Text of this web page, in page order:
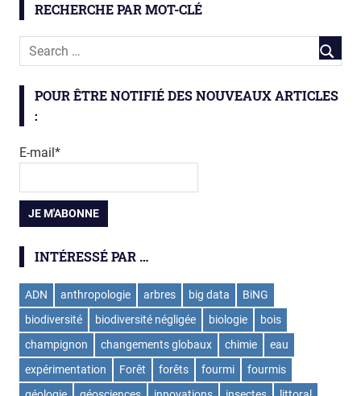
FemmesEnScience
ValorExtract
RECHERCHE PAR MOT-CLÉ
POUR ÊTRE NOTIFIÉ DES NOUVEAUX ARTICLES
:
E-mail*
INTÉRESSÉ PAR …
ADN anthropologie arbres big data
BiNG
biodiversité
biodiversité négligée biologie
bois
champignon
changements globaux chimie
eau
expérimentation
Forêt forêts fourmi
fourmis